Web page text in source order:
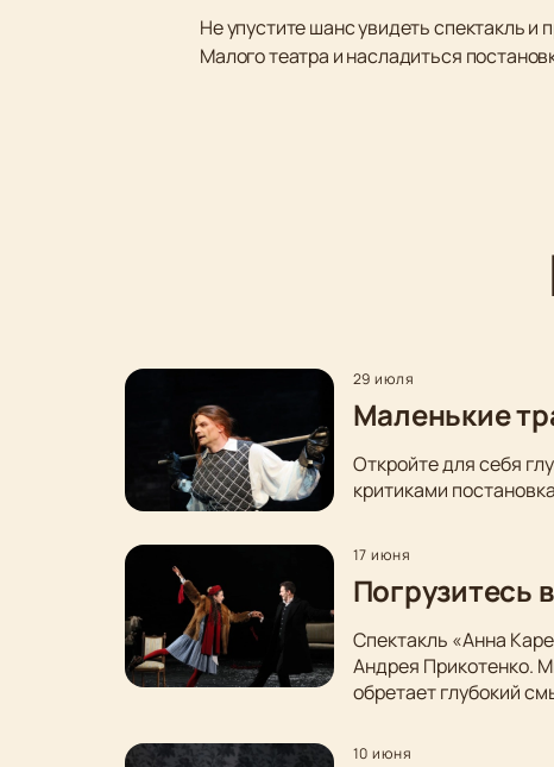
Не упустите шанс увидеть спектакль
Малого театра и насладиться
29 июля
Маленькие
Откройте для себя
критиками
17 июня
Погрузитесь
Спектакль «Анна
Андрея Прикотенко.
обретает глубокий
10 июня